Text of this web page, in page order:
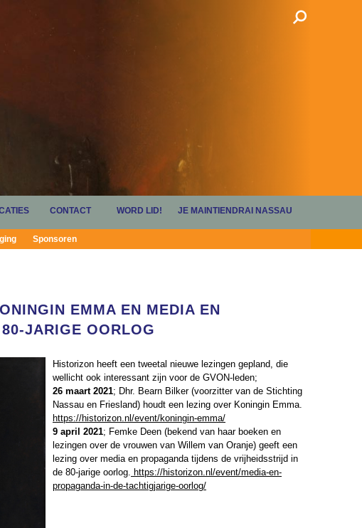
Sponsoren
CONTACT WORD LID! JE MAINTIENDRAI NASSAU
EMMA EN MEDIA EN
JARIGE OORLOG
Historizon heeft een tweetal nieuwe lezingen gepland, die
wellicht ook interessant zijn voor de GVON-leden;
26 maart 2021; Dhr. Bearn Bilker (voorzitter van de Stichting
Nassau en Friesland) houdt een lezing over Koningin Emma.
https://historizon.nl/event/koningin-emma/
9 april 2021; Femke Deen (bekend van haar boeken en
lezingen over de vrouwen van Willem van Oranje) geeft een
lezing over media en propaganda tijdens de vrijheidsstrijd in
de 80-jarige oorlog. https://historizon.nl/event/media-en-
propaganda-in-de-tachtigjarige-oorlog/